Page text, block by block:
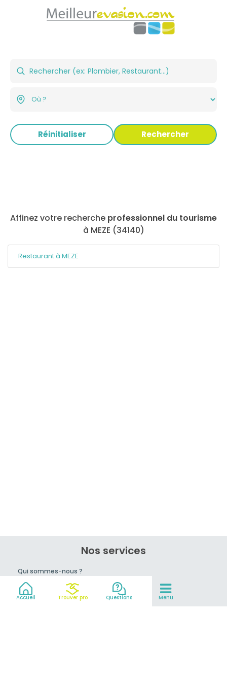
Accueil Trouver pro Questions Menu
Réinitialiser Rechercher
Affinez votre recherche professionnel du tourisme
à MEZE (34140)
Restaurant à MEZE
Nos services
Qui sommes-nous ?
Rejoignez-nous !
Conseils du pro